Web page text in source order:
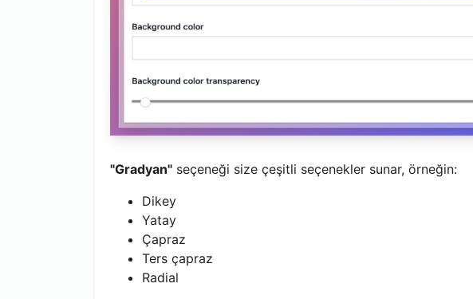
"Gradyan" seçeneği size çeşitli seçenekler sunar, örneğin:
Dikey
Yatay
Çapraz
Ters çapraz
Radial